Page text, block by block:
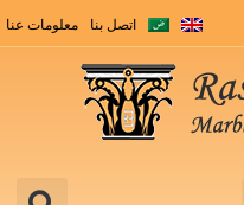
اتصل بنا معلومات عنا